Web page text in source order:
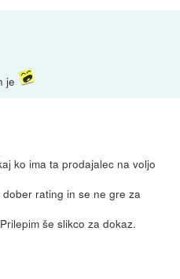
je
ko ima ta prodajalec na voljo
rating in se ne gre za
še slikco za dokaz.